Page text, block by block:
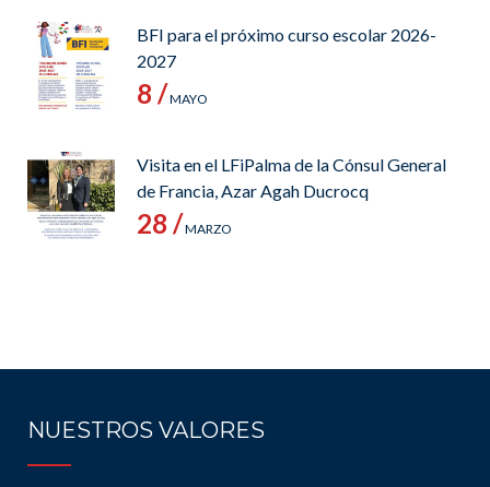
BFI para el próximo curso escolar 2026-
2027
8 /MAYO
Visita en el LFiPalma de la Cónsul General
de Francia, Azar Agah Ducrocq
28 /MARZO
NUESTROS VALORES